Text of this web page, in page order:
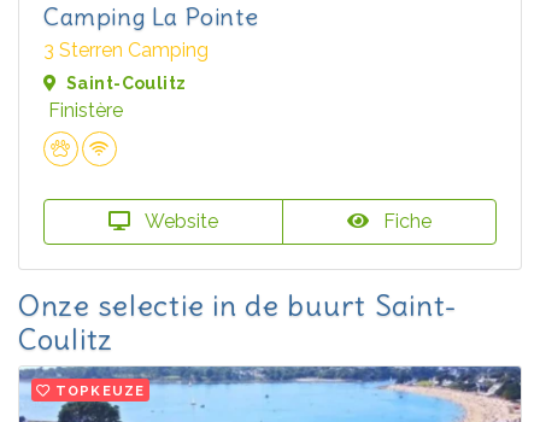
Camping La Pointe
3 Sterren Camping
Saint-Coulitz
Finistère
Website Fiche
Onze selectie in de buurt Saint-
Coulitz
TOPKEUZE